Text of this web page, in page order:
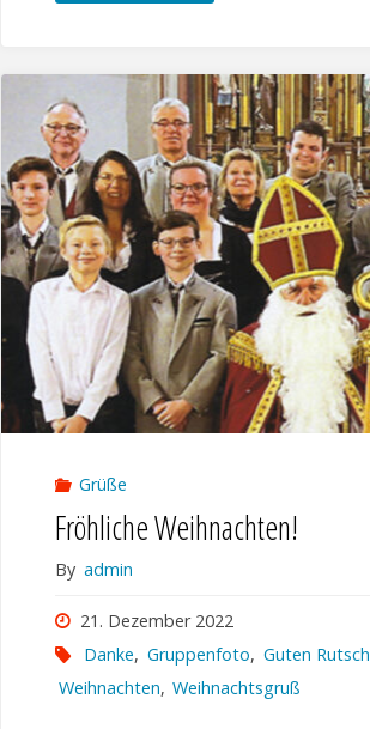
Kirchenkonzert"
Grüße
Fröhliche Weihnachten!
By admin
21. Dezember 2022
Danke, Gruppenfoto, Guten Rutsch
Weihnachten, Weihnachtsgruß